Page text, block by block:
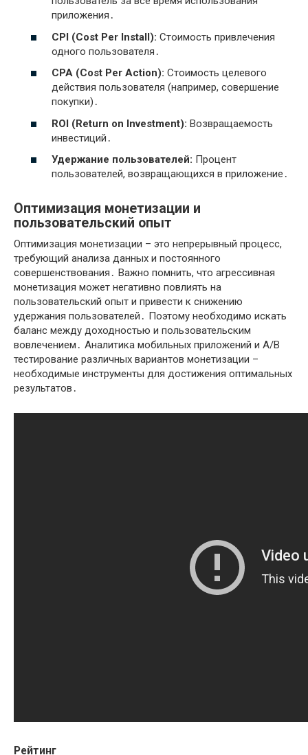
приложения․
CPI (Cost Per Install): Стоимость привлечения
одного пользователя․
CPA (Cost Per Action): Стоимость целевого
действия пользователя (например, совершение
покупки)․
ROI (Return on Investment): Возвращаемость
инвестиций․
Удержание пользователей: Процент
пользователей, возвращающихся в приложение․
Оптимизация монетизации и
пользовательский опыт
Оптимизация монетизации – это непрерывный процесс,
требующий анализа данных и постоянного
совершенствования․ Важно помнить, что агрессивная
монетизация может негативно повлиять на
пользовательский опыт и привести к снижению
удержания пользователей․ Поэтому необходимо искать
баланс между доходностью и пользовательским
вовлечением․ Аналитика мобильных приложений и A/B
тестирование различных вариантов монетизации –
необходимые инструменты для достижения оптимальных
результатов․
Рейтинг